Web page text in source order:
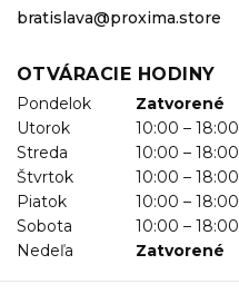
bratislava@proxima.store
OTVÁRACIE HODINY
Pondelok
Zatvorené
Utorok
10:00 – 18:00
Streda
10:00 – 18:00
Štvrtok
10:00 – 18:00
Piatok
10:00 – 18:00
Sobota
10:00 – 18:00
Nedeľa
Zatvorené